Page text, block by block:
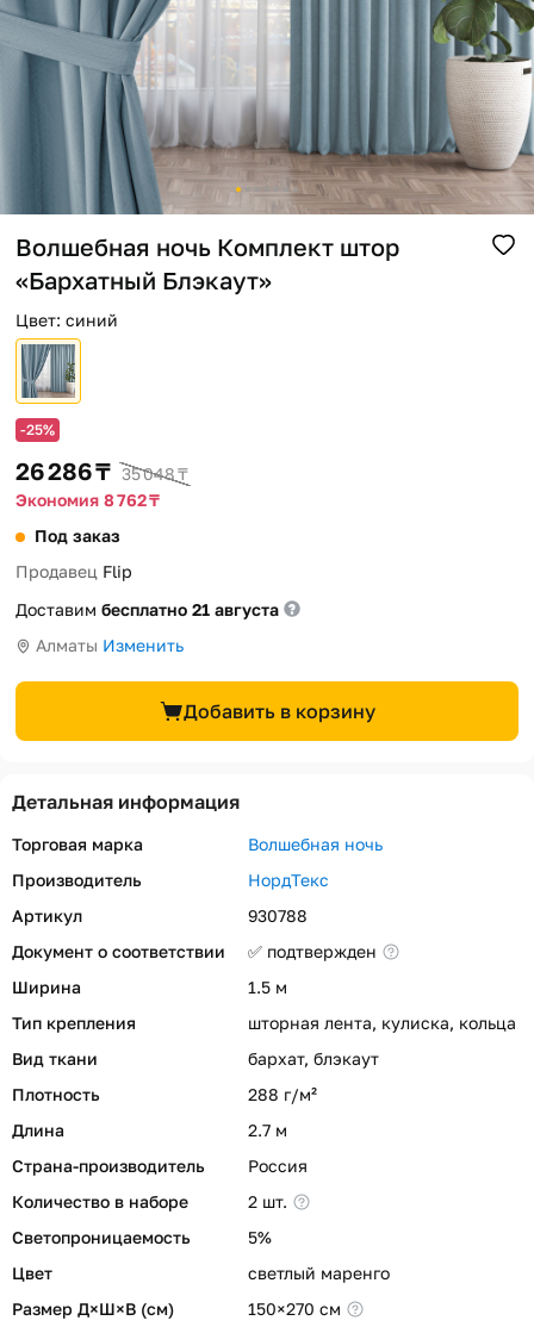
Волшебная ночь Комплект штор
«Бархатный Блэкаут»
Цвет: синий
-25%
26 286 ₸ 35 048 ₸
Экономия 8 762 ₸
Под заказ
Продавец Flip
Доставим бесплатно 21 августа
Алматы Изменить
Добавить в корзину
Детальная информация
Торговая марка
Волшебная ночь
Производитель
НордТекс
Артикул
930788
Документ о соответствии
✅ подтвержден
Ширина
1.5 м
Тип крепления
шторная лента, кулиска, кольца
Вид ткани
бархат, блэкаут
Плотность
288 г/м²
Длина
2.7 м
Страна-производитель
Россия
Количество в наборе
2 шт.
Светопроницаемость
5%
Цвет
светлый маренго
Размер Д×Ш×В (см)
150×270 см
Помощь
Способы доставки
Способы оплаты